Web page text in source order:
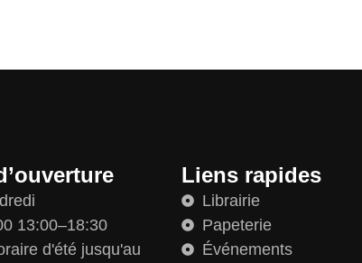
13:00–18:30
d'été jusqu'au
Liens rapides
Librairie
Papeterie
Événements